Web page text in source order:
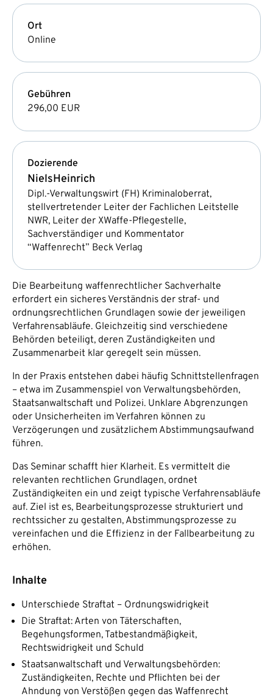
Ort
Online
Gebühren
296,00 EUR
Dozierende
NielsHeinrich
Dipl.-Verwaltungswirt (FH) Kriminaloberrat,
stellvertretender Leiter der Fachlichen Leitstelle
NWR, Leiter der XWaffe-Pflegestelle,
Sachverständiger und Kommentator
“Waffenrecht” Beck Verlag
Die Bearbeitung waffenrechtlicher Sachverhalte
erfordert ein sicheres Verständnis der straf- und
ordnungsrechtlichen Grundlagen sowie der jeweiligen
Verfahrensabläufe. Gleichzeitig sind verschiedene
Behörden beteiligt, deren Zuständigkeiten und
Zusammenarbeit klar geregelt sein müssen.
In der Praxis entstehen dabei häufig Schnittstellenfragen
– etwa im Zusammenspiel von Verwaltungsbehörden,
Staatsanwaltschaft und Polizei. Unklare Abgrenzungen
oder Unsicherheiten im Verfahren können zu
Verzögerungen und zusätzlichem Abstimmungsaufwand
führen.
Das Seminar schafft hier Klarheit. Es vermittelt die
relevanten rechtlichen Grundlagen, ordnet
Zuständigkeiten ein und zeigt typische Verfahrensabläufe
auf. Ziel ist es, Bearbeitungsprozesse strukturiert und
rechtssicher zu gestalten, Abstimmungsprozesse zu
vereinfachen und die Effizienz in der Fallbearbeitung zu
erhöhen.
Inhalte
Unterschiede Straftat – Ordnungswidrigkeit
Die Straftat: Arten von Täterschaften,
Begehungsformen, Tatbestandmäßigkeit,
Rechtswidrigkeit und Schuld
Staatsanwaltschaft und Verwaltungsbehörden:
Zuständigkeiten, Rechte und Pflichten bei der
Ahndung von Verstößen gegen das Waffenrecht